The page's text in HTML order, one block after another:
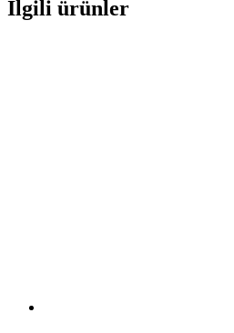
İlgili ürünler